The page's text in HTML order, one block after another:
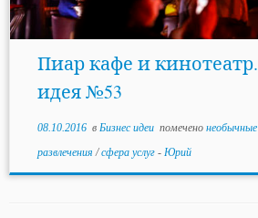
Пиар кафе и
идея №53
08.10.2016в Бизнес идеи помечено
развлечения/сфера услуг - Юрий